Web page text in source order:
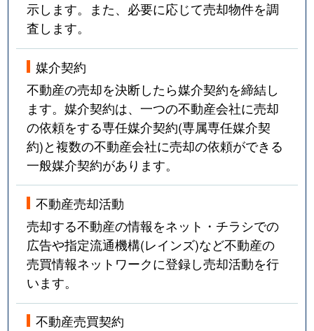
示します。また、必要に応じて売却物件を調
査します。
媒介契約
不動産の売却を決断したら媒介契約を締結し
ます。媒介契約は、一つの不動産会社に売却
の依頼をする専任媒介契約(専属専任媒介契
約)と複数の不動産会社に売却の依頼ができる
一般媒介契約があります。
不動産売却活動
売却する不動産の情報をネット・チラシでの
広告や指定流通機構(レインズ)など不動産の
売買情報ネットワークに登録し売却活動を行
います。
不動産売買契約